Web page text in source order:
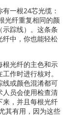
一根24芯光缆：
光纤重复相同的颜
踪线）。这条条
纤中，你也能轻松
根光纤的主色和示
作时进行核对。
线或颜色混淆都可
人员会使用检查清
来，并且每根光纤
其有用，因为这些